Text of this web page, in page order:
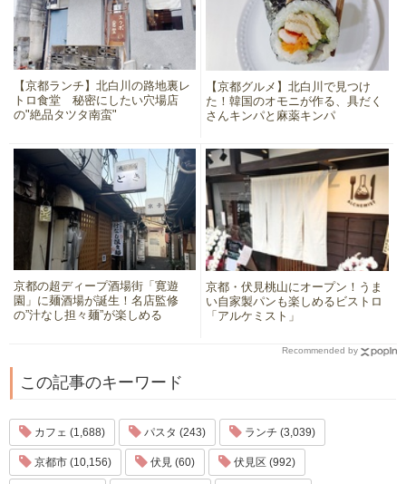
【京都ランチ】北白川の路地裏レ
トロ食堂 秘密にしたい穴場店
の"絶品タツタ南蛮"
【京都グルメ】北白川で見つけ
た！韓国のオモニが作る、具だく
さんキンパと麻薬キンパ
京都の超ディープ酒場街「寛遊
園」に麺酒場が誕生！名店監修
の”汁なし担々麺”が楽しめる
京都・伏見桃山にオープン！うま
い自家製パンも楽しめるビストロ
「アルケミスト」
Recommended by
この記事のキーワード
カフェ (1,688) パスタ (243) ランチ (3,039)
京都市 (10,156) 伏見 (60) 伏見区 (992)